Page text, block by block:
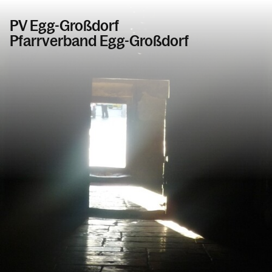
PV Egg-Großdorf
Pfarrverband Egg-Großdorf
Informationen
Aktuelles über den Pfarrverband
Kirchen, Kapellen, Bildstöcke, Wegkreuze
Sakramente und sakramentale Angebote
Taufe, Kommunion, Firmung
Versöhnung und Krankensalbung und
Ehe und Priesterweihe